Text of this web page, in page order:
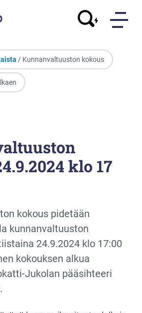
/ Kunnanvaltuuston kokous
klo 17
kokous pidetään
kunnanvaltuuston
24.9.2024 klo 17:00
kokouksen alkua
Jukolan pääsihteeri